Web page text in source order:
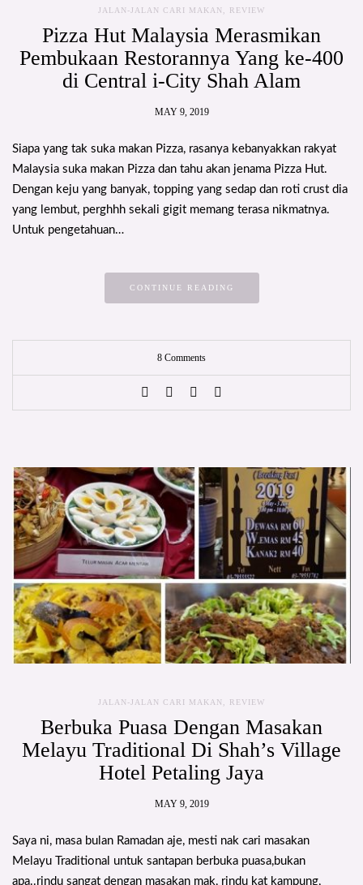
JALAN-JALAN CARI MAKAN REVIEW
Pizza Hut Malaysia Merasmikan
Pembukaan Restorannya Yang ke-400
di Central i-City Shah Alam
MAY 9, 2019
Siapa yang tak suka makan Pizza, rasanya kebanyakkan rakyat
Malaysia suka makan Pizza dan tahu akan jenama Pizza Hut.
Dengan keju yang banyak, topping yang sedap dan roti crust dia
yang lembut, perghhh sekali gigit memang terasa nikmatnya.
Untuk pengetahuan…
CONTINUE READING
8 Comments
JALAN-JALAN CARI MAKAN REVIEW
Berbuka Puasa Dengan Masakan
Melayu Traditional Di Shah’s Village
Hotel Petaling Jaya
MAY 9, 2019
Saya ni, masa bulan Ramadan aje, mesti nak cari masakan
Melayu Traditional untuk santapan berbuka puasa,bukan
apa..rindu sangat dengan masakan mak, rindu kat kampung,